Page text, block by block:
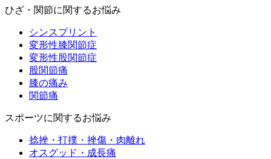
ひざ・関節に関するお悩み
シンスプリント
変形性膝関節症
変形性股関節症
股関節痛
膝の痛み
関節痛
スポーツに関するお悩み
捻挫・打撲・挫傷・肉離れ
オスグッド・成長痛